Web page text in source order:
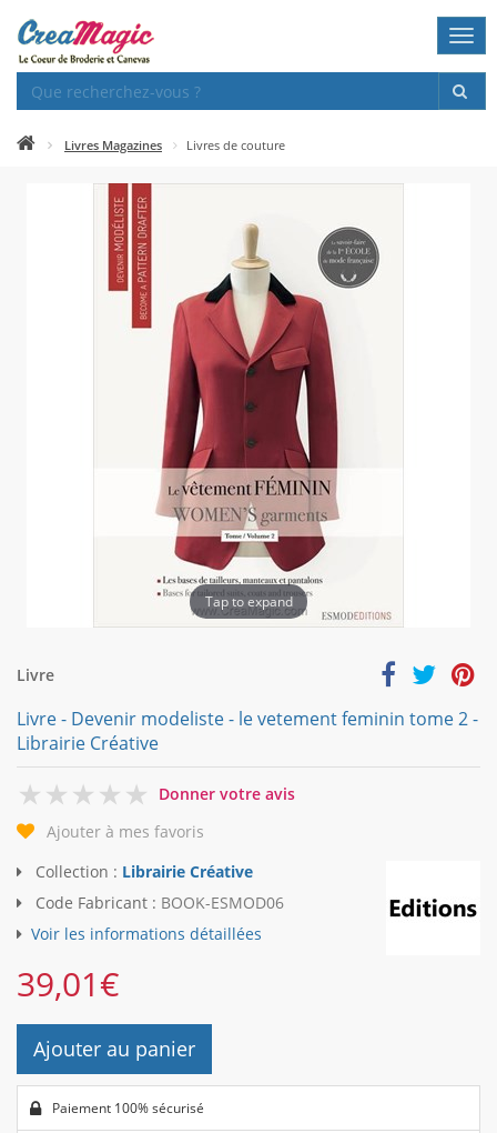
Livres Magazines Livres de couture
Tap to expand
Livre
Livre - Devenir modeliste - le vetement feminin tome 2 -
Librairie Créative
0
Donner votre avis
Ajouter à mes favoris
Collection : Librairie Créative
Code Fabricant : BOOK-ESMOD06
Voir les informations détaillées
39,01€
Ajouter au panier
Paiement 100% sécurisé